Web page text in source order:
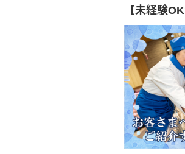
【未経験